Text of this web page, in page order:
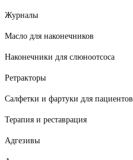
Журналы
Масло для наконечников
Наконечники для слюноотсоса
Ретракторы
Салфетки и фартуки для пациентов
Терапия и реставрация
Адгезивы